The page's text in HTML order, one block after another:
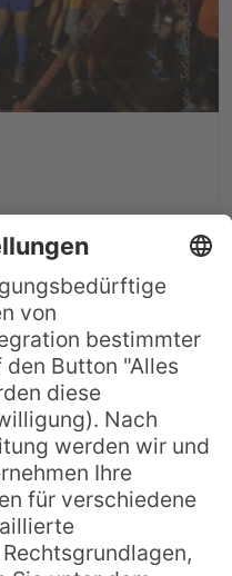
auf
für Surfer zu den
ist auch ein
Das liegt nicht
Vielseitigkeiten,
sondern
finden hier eine